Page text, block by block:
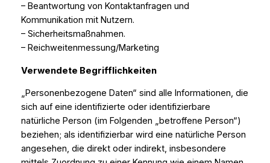
– Beantwortung von Kontaktanfragen und
Kommunikation mit Nutzern.
– Sicherheitsmaßnahmen.
– Reichweitenmessung/Marketing
Verwendete Begrifflichkeiten
„Personenbezogene Daten“ sind alle Informationen, die
sich auf eine identifizierte oder identifizierbare
natürliche Person (im Folgenden „betroffene Person“)
beziehen; als identifizierbar wird eine natürliche Person
angesehen, die direkt oder indirekt, insbesondere